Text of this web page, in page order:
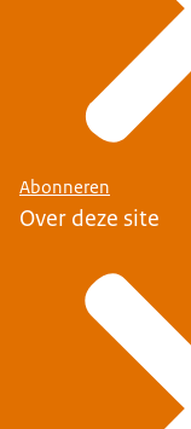
Abonneren
Over deze site